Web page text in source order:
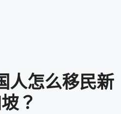
人怎么移民新
？